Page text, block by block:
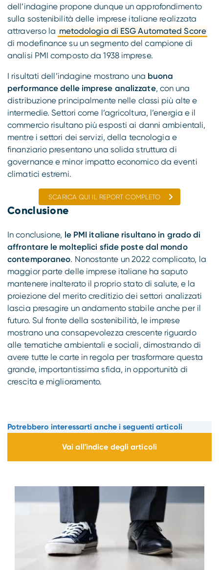
dell’indagine propone dunque un approfondimento
sulla sostenibilità delle imprese italiane realizzata
attraverso la metodologia di ESG Automated Score
di modefinance su un segmento del campione di
analisi PMI composto da 1938 imprese.
I risultati dell’indagine mostrano una buona
performance delle imprese analizzate, con una
distribuzione principalmente nelle classi più alte e
intermedie. Settori come l’agricoltura, l’energia e il
commercio risultano più esposti ai danni ambientali,
mentre i settori dei servizi, della tecnologia e
finanziario presentano una solida struttura di
governance e minor impatto economico da eventi
climatici estremi.
SCARICA QUI IL REPORT COMPLETO
Conclusione
In conclusione, le PMI italiane risultano in grado di
affrontare le molteplici sfide poste dal mondo
contemporaneo. Nonostante un 2022 complicato, la
maggior parte delle imprese italiane ha saputo
mantenere inalterato il proprio stato di salute, e la
proiezione del merito creditizio dei settori analizzati
lascia presagire un andamento stabile anche per il
futuro. Sul fronte della sostenibilità, le imprese
mostrano una consapevolezza crescente riguardo
alle tematiche ambientali e sociali, dimostrando di
avere tutte le carte in regola per trasformare questa
grande, importantissima sfida, in opportunità di
crescita e miglioramento.
Potrebbero interessarti anche i seguenti articoli
Vai all'indice degli articoli